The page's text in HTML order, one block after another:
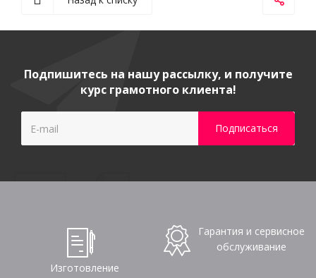
Подпишитесь на нашу рассылку, и получите
курс грамотного клиента!
Изготовление
Гарантия и сервисное
обслуживание